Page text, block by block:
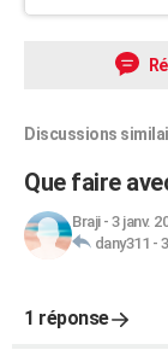
Discussions
Que faire
Braji- 3 janv.
dany311 -
1 réponse